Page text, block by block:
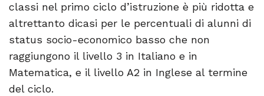
classi nel primo ciclo d’istruzione è più ridotta e
altrettanto dicasi per le percentuali di alunni di
status socio-economico basso che non
raggiungono il livello 3 in Italiano e in
Matematica, e il livello A2 in Inglese al termine
del ciclo.